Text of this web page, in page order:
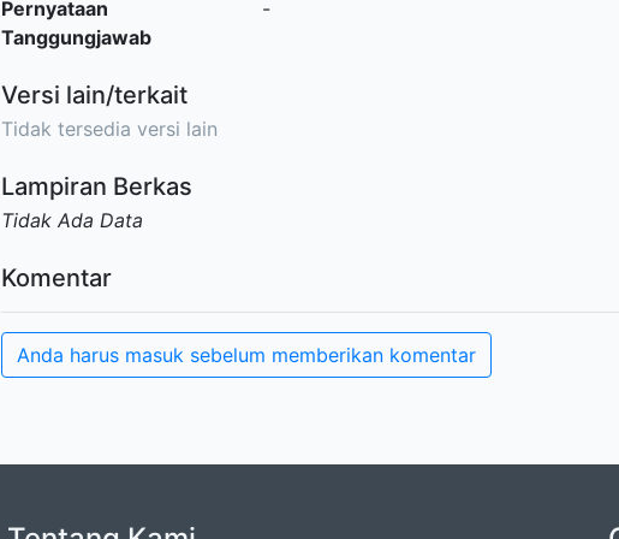
Pernyataan
Tanggungjawab
-
Versi lain/terkait
Tidak tersedia versi lain
Lampiran Berkas
Tidak Ada Data
Komentar
Anda harus masuk sebelum memberikan komentar